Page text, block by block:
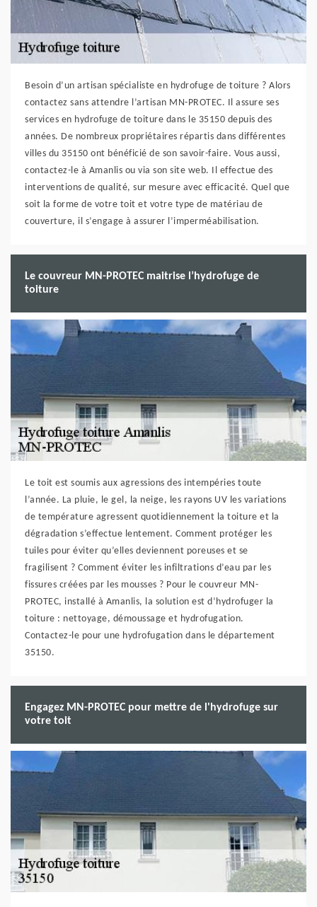
Besoin d’un artisan spécialiste en hydrofuge de toiture ? Alors
contactez sans attendre l’artisan MN-PROTEC. Il assure ses
services en hydrofuge de toiture dans le 35150 depuis des
années. De nombreux propriétaires répartis dans différentes
villes du 35150 ont bénéficié de son savoir-faire. Vous aussi,
contactez-le à Amanlis ou via son site web. Il effectue des
interventions de qualité, sur mesure avec efficacité. Quel que
soit la forme de votre toit et votre type de matériau de
couverture, il s’engage à assurer l’imperméabilisation.
Le couvreur MN-PROTEC maitrise l’hydrofuge de
toiture
Le toit est soumis aux agressions des intempéries toute
l’année. La pluie, le gel, la neige, les rayons UV les variations
de température agressent quotidiennement la toiture et la
dégradation s’effectue lentement. Comment protéger les
tuiles pour éviter qu’elles deviennent poreuses et se
fragilisent ? Comment éviter les infiltrations d’eau par les
fissures créées par les mousses ? Pour le couvreur MN-
PROTEC, installé à Amanlis, la solution est d’hydrofuger la
toiture : nettoyage, démoussage et hydrofugation.
Contactez-le pour une hydrofugation dans le département
35150.
Engagez MN-PROTEC pour mettre de l'hydrofuge sur
votre toit